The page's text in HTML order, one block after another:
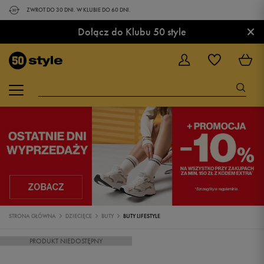
ZWROT DO 30 DNI. W KLUBIE DO 60 DNI.
Dołącz do Klubu 50 style ×
STRONA GŁÓWNA DZIECIĘCE BUTY BUTY LIFESTYLE
PRODUKT NIEDOSTĘPNY